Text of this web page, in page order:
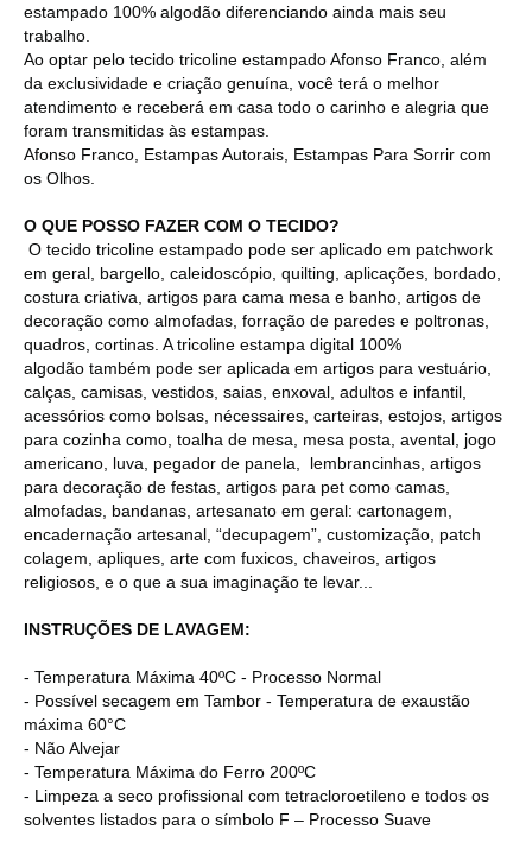
estampado 100% algodão diferenciando ainda mais seu
trabalho.
Ao optar pelo tecido tricoline estampado Afonso Franco, além
da exclusividade e criação genuína, você terá o melhor
atendimento e receberá em casa todo o carinho e alegria que
foram transmitidas às estampas.
Afonso Franco, Estampas Autorais, Estampas Para Sorrir com
os Olhos.
O QUE POSSO FAZER COM O TECIDO?
O tecido tricoline estampado pode ser aplicado em patchwork
em geral, bargello, caleidoscópio, quilting, aplicações, bordado,
costura criativa, artigos para cama mesa e banho, artigos de
decoração como almofadas, forração de paredes e poltronas,
quadros, cortinas. A tricoline estampa digital 100%
algodão também pode ser aplicada em artigos para vestuário,
calças, camisas, vestidos, saias, enxoval, adultos e infantil,
acessórios como bolsas, nécessaires, carteiras, estojos, artigos
para cozinha como, toalha de mesa, mesa posta, avental, jogo
americano, luva, pegador de panela, lembrancinhas, artigos
para decoração de festas, artigos para pet como camas,
almofadas, bandanas, artesanato em geral: cartonagem,
encadernação artesanal, “decupagem”, customização, patch
colagem, apliques, arte com fuxicos, chaveiros, artigos
religiosos, e o que a sua imaginação te levar...
INSTRUÇÕES DE LAVAGEM:
- Temperatura Máxima 40ºC - Processo Normal
- Possível secagem em Tambor - Temperatura de exaustão
máxima 60°C
- Não Alvejar
- Temperatura Máxima do Ferro 200ºC
- Limpeza a seco profissional com tetracloroetileno e todos os
solventes listados para o símbolo F – Processo Suave